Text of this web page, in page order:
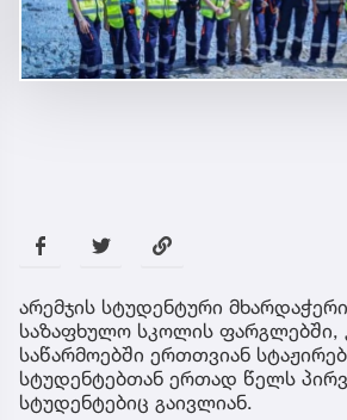
არემჯის სტუდენტური
საზაფხულო სკოლის ფარგლებში,
საწარმოებში ერთთვიან
სტუდენტებთან ერთად წელს
სტუდენტებიც გაივლიან.